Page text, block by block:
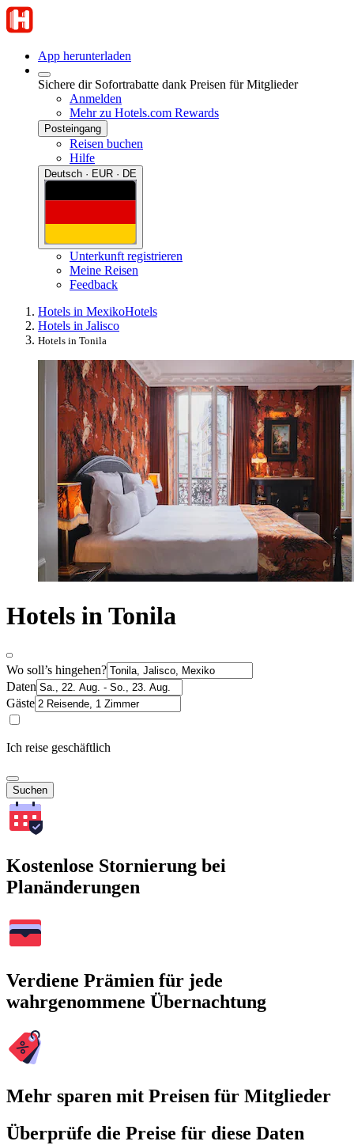
App herunterladen
Sichere dir Sofortrabatte dank Preisen für Mitglieder
Anmelden
Mehr zu Hotels.com Rewards
Posteingang
Reisen buchen
Hilfe
Deutsch · EUR · DE
Unterkunft registrieren
Meine Reisen
Feedback
Hotels in MexikoHotels
Hotels in Jalisco
Hotels in Tonila
Hotels in Tonila
Wo soll’s hingehen?
Daten
Gäste
Ich reise geschäftlich
Suchen
Kostenlose Stornierung bei
Planänderungen
Verdiene Prämien für jede
wahrgenommene Übernachtung
Mehr sparen mit Preisen für Mitglieder
Überprüfe die Preise für diese Daten